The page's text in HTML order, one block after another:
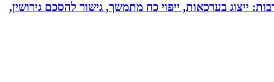
ייצוג בערכאות, ייפוי כח מתמשך, גישור להסכם גירושין,